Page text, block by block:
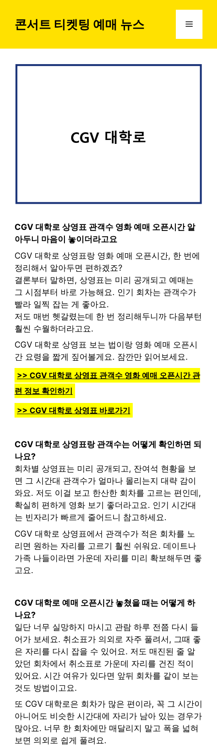
콘서트 티켓팅 예매 뉴스 메
CGV 대학로 상영표 관객수 영화 예매 오픈시간 알
아두니 마음이 놓이더라고요
CGV 대학로 상영표랑 영화 예매 오픈시간, 한 번에
정리해서 알아두면 편하겠죠?
결론부터 말하면, 상영표는 미리 공개되고 예매는
그 시점부터 바로 가능해요. 인기 회차는 관객수가
빨라 일찍 잡는 게 좋아요.
저도 매번 헷갈렸는데 한 번 정리해두니까 다음부턴
훨씬 수월하더라고요.
CGV 대학로 상영표 보는 법이랑 영화 예매 오픈시
간 요령을 짧게 짚어볼게요. 잠깐만 읽어보세요.
>> CGV 대학로 상영표 관객수 영화 예매 오픈시간 관
련 정보 확인하기
>> CGV 대학로 상영표 바로가기
CGV 대학로 상영표랑 관객수는 어떻게 확인하면 되
나요?
회차별 상영표는 미리 공개되고, 잔여석 현황을 보
면 그 시간대 관객수가 얼마나 몰리는지 대략 감이
와요. 저도 이걸 보고 한산한 회차를 고르는 편인데,
확실히 편하게 영화 보기 좋더라고요. 인기 시간대
는 빈자리가 빠르게 줄어드니 참고하세요.
CGV 대학로 상영표에서 관객수가 적은 회차를 노
리면 원하는 자리를 고르기 훨씬 쉬워요. 데이트나
가족 나들이라면 가운데 자리를 미리 확보해두면 좋
고요.
CGV 대학로 예매 오픈시간 놓쳤을 때는 어떻게 하
나요?
일단 너무 실망하지 마시고 관람 하루 전쯤 다시 들
어가 보세요. 취소표가 의외로 자주 풀려서, 그때 좋
은 자리를 다시 잡을 수 있어요. 저도 매진된 줄 알
았던 회차에서 취소표로 가운데 자리를 건진 적이
있어요. 시간 여유가 있다면 앞뒤 회차를 같이 보는
것도 방법이고요.
또 CGV 대학로은 회차가 많은 편이라, 꼭 그 시간이
아니어도 비슷한 시간대에 자리가 남아 있는 경우가
많아요. 너무 한 회차에만 매달리지 말고 폭을 넓혀
보면 의외로 쉽게 풀려요.